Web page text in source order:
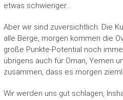
etwas schwieriger…
Aber wir sind zuversichtlich. Die
alle Berge, morgen kommen die
große Punkte-Potential noch
übrigens auch für Oman, Yemen
zusammen, dass es morgen
Wir werden uns gut schlagen,